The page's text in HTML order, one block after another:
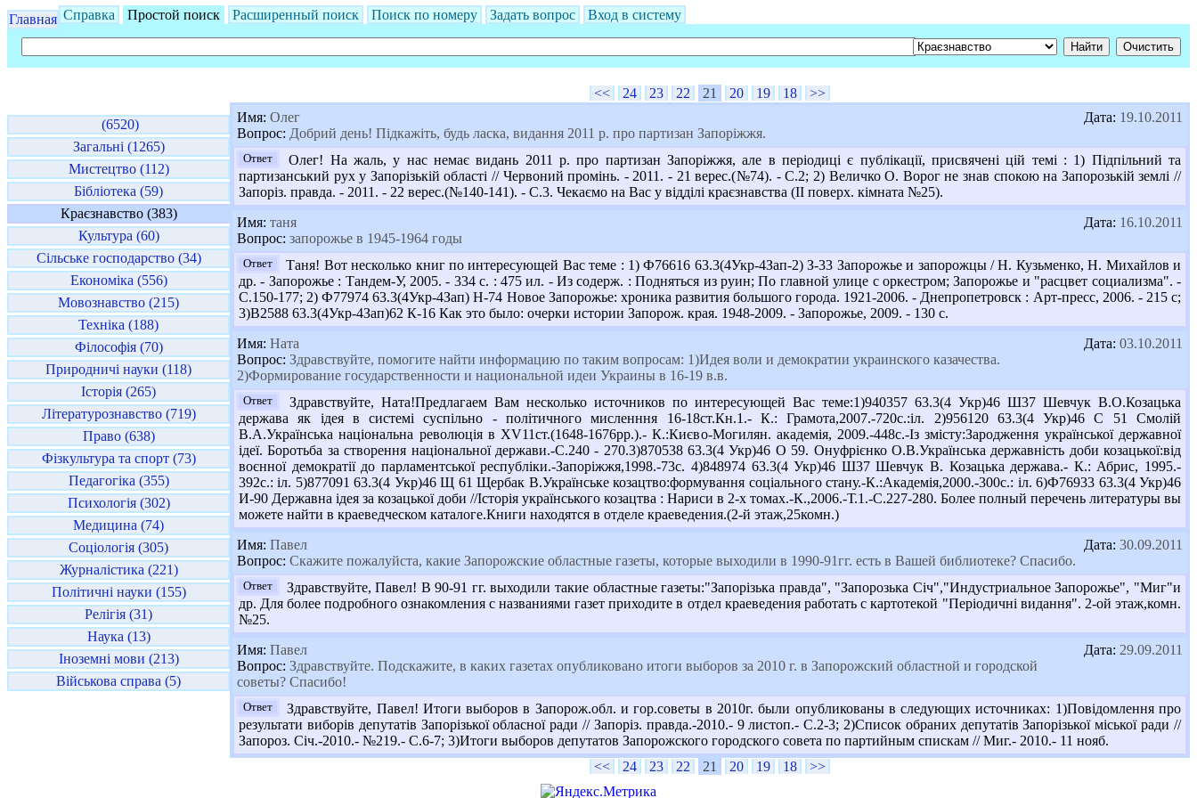
Главная Справка Простой поиск Расширенный поиск Поиск по номеру Задать вопрос Вход в систему
(6520)
Загальні (1265)
Мистецтво (112)
Бібліотека (59)
Краєзнавство (383)
Культура (60)
Сільське господарство (34)
Економіка (556)
Мовознавство (215)
Техніка (188)
Філософія (70)
Природничі науки (118)
Історія (265)
Літературознавство (719)
Право (638)
Фізкультура та спорт (73)
Педагогіка (355)
Психологія (302)
Медицина (74)
Соціологія (305)
Журналістика (221)
Політичні науки (155)
Релігія (31)
Наука (13)
Іноземні мови (213)
Військова справа (5)
<< 24 23 22 21 20 19 18
>>
Дата: 19.10.2011
Имя: Олег
Вопрос: Добрий день! Підкажіть, будь ласка, видання 2011 р. про партизан Запоріжжя.
Ответ
Олег! На жаль, у нас немає видань 2011 р. про партизан Запоріжжя, але в періодиці є публікації, присвячені цій темі : 1) Підпільний та
партизанський рух у Запорізькій області // Червоний промінь. - 2011. - 21 верес.(№74). - С.2; 2) Величко О. Ворог не знав спокою на Запорозькій землі //
Запоріз. правда. - 2011. - 22 верес.(№140-141). - С.3. Чекаємо на Вас у відділі краєзнавства (ІІ поверх. кімната №25).
Дата: 16.10.2011
Имя: таня
Вопрос: запорожье в 1945-1964 годы
Ответ
Таня! Вот несколько книг по интересующей Вас теме : 1) Ф76616 63.3(4Укр-4Зап-2) З-33 Запорожье и запорожцы / Н. Кузьменко, Н. Михайлов и
др. - Запорожье : Тандем-У, 2005. - 334 с. : 475 ил. - Из содерж. : Подняться из руин; По главной улице с оркестром; Запорожье и "расцвет социализма". -
С.150-177; 2) Ф77974 63.3(4Укр-4Зап) Н-74 Новое Запорожье: хроника развития большого города. 1921-2006. - Днепропетровск : Арт-пресс, 2006. - 215 с;
3)В2588 63.3(4Укр-4Зап)62 К-16 Как это было: очерки истории Запорож. края. 1948-2009. - Запорожье, 2009. - 130 с.
Дата: 03.10.2011
Имя: Ната
Вопрос: Здравствуйте, помогите найти информацию по таким вопросам: 1)Идея воли и демократии украинского казачества.
2)Формирование государственности и национальной идеи Украины в 16-19 в.в.
Ответ
Здравствуйте, Ната!Предлагаем Вам несколько источников по интересующей Вас теме:1)940357 63.3(4 Укр)46 Ш37 Шевчук В.О.Козацька
держава як ідея в системі суспільно - політичного мисленння 16-18ст.Кн.1.- К.: Грамота,2007.-720с.:іл. 2)956120 63.3(4 Укр)46 С 51 Смолій
В.А.Українська національна революція в XV11ст.(1648-1676рр.).- К.:Києво-Могилян. академія, 2009.-448с.-Із змісту:Зародження української державної
ідеї. Боротьба за створення національної держави.-С.240 - 270.3)870538 63.3(4 Укр)46 О 59. Онуфрієнко О.В.Українська державність доби козацької:від
воєнної демократії до парламентської республіки.-Запоріжжя,1998.-73с. 4)848974 63.3(4 Укр)46 Ш37 Шевчук В. Козацька держава.- К.: Абрис, 1995.-
392с.: іл. 5)877091 63.3(4 Укр)46 Щ 61 Щербак В.Українське козацтво:формування соціального стану.-К.:Академія,2000.-300с.: іл. 6)Ф76933 63.3(4 Укр)46
И-90 Державна ідея за козацької доби //Історія українського козацтва : Нариси в 2-х томах.-К.,2006.-Т.1.-С.227-280. Более полный перечень литературы вы
можете найти в краеведческом каталоге.Книги находятся в отделе краеведения.(2-й этаж,25комн.)
Дата: 30.09.2011
Имя: Павел
Вопрос: Скажите пожалуйста, какие Запорожские областные газеты, которые выходили в 1990-91гг. есть в Вашей библиотеке? Спасибо.
Ответ
Здравствуйте, Павел! В 90-91 гг. выходили такие областные газеты:"Запорізька правда", "Запорозька Січ","Индустриальное Запорожье", "Миг"и
др. Для более подробного ознакомления с названиями газет приходите в отдел краеведения работать с картотекой "Періодичні видання". 2-ой этаж,комн.
№25.
Дата: 29.09.2011
Имя: Павел
Вопрос: Здравствуйте. Подскажите, в каких газетах опубликовано итоги выборов за 2010 г. в Запорожский областной и городской
советы? Спасибо!
Ответ
Здравствуйте, Павел! Итоги выборов в Запорож.обл. и гор.советы в 2010г. были опубликованы в следующих источниках: 1)Повідомлення про
результати виборів депутатів Запорізької обласної ради // Запоріз. правда.-2010.- 9 листоп.- С.2-3; 2)Список обраних депутатів Запорізької міської ради //
Запороз. Січ.-2010.- №219.- С.6-7; 3)Итоги выборов депутатов Запорожского городского совета по партийным спискам // Миг.- 2010.- 11 нояб.
<<
24 23 22 21 20 19 18 >>